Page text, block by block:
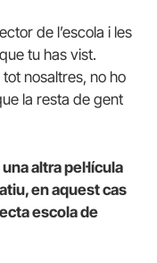
de l’escola i les
tu has vist.
nosaltres, no ho
la resta de gent
una altra pel·lícula
en aquest cas
escola de